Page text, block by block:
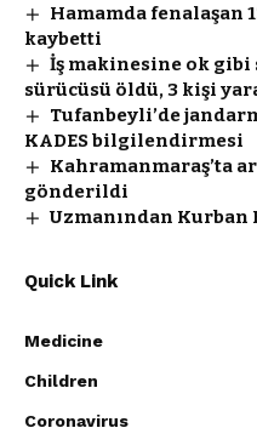
Hamamda fenalaşan
kaybetti
İş makinesine ok
sürücüsü öldü, 3 kişi
Tufanbeyli’de
KADES bilgilendirmesi
Kahramanmaraş’ta
gönderildi
Uzmanından Kurban
Quick Link
Medicine
Children
Coronavirus